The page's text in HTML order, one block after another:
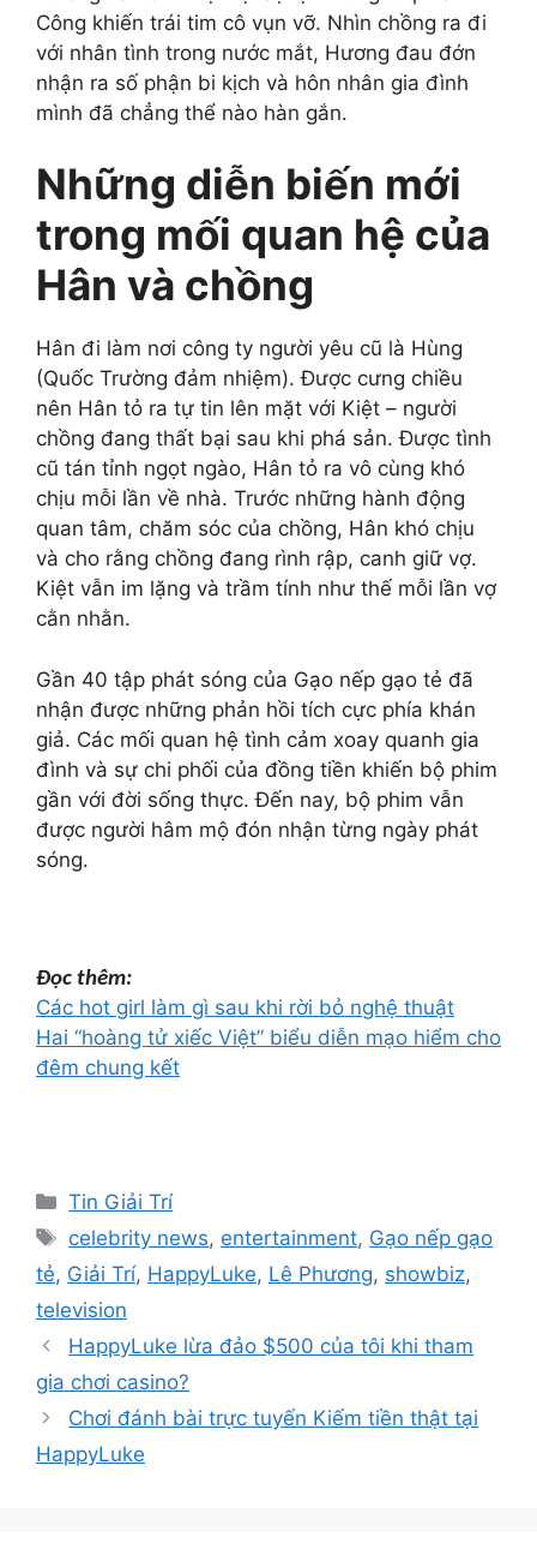
Công khiến trái tim cô vụn vỡ. Nhìn chồng ra đi
với nhân tình trong nước mắt, Hương đau đớn
nhận ra số phận bi kịch và hôn nhân gia đình
mình đã chẳng thể nào hàn gắn.
Những diễn biến mới
trong mối quan hệ của
Hân và chồng
Hân đi làm nơi công ty người yêu cũ là Hùng
(Quốc Trường đảm nhiệm). Được cưng chiều
nên Hân tỏ ra tự tin lên mặt với Kiệt – người
chồng đang thất bại sau khi phá sản. Được tình
cũ tán tỉnh ngọt ngào, Hân tỏ ra vô cùng khó
chịu mỗi lần về nhà. Trước những hành động
quan tâm, chăm sóc của chồng, Hân khó chịu
và cho rằng chồng đang rình rập, canh giữ vợ.
Kiệt vẫn im lặng và trầm tính như thế mỗi lần vợ
cằn nhằn.
Gần 40 tập phát sóng của Gạo nếp gạo tẻ đã
nhận được những phản hồi tích cực phía khán
giả. Các mối quan hệ tình cảm xoay quanh gia
đình và sự chi phối của đồng tiền khiến bộ phim
gần với đời sống thực. Đến nay, bộ phim vẫn
được người hâm mộ đón nhận từng ngày phát
sóng.
Đọc thêm:
Các hot girl làm gì sau khi rời bỏ nghệ thuật
Hai “hoàng tử xiếc Việt” biểu diễn mạo hiểm cho
đêm chung kết
Categories
Tin Giải Trí
Tags
celebrity news, entertainment, Gạo nếp gạo
tẻ, Giải Trí, HappyLuke, Lê Phương, showbiz,
television
Post
navigation
HappyLuke lừa đảo $500 của tôi khi tham
gia chơi casino?
Chơi đánh bài trực tuyến Kiếm tiền thật tại
HappyLuke